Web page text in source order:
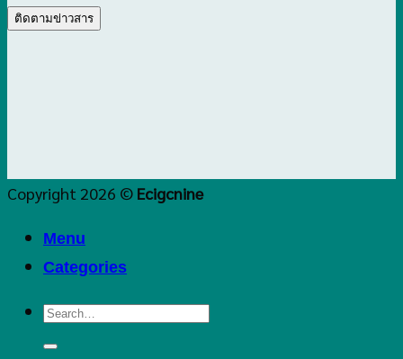
Copyright 2026 © Ecigcnine
Menu
Categories
Search
for: